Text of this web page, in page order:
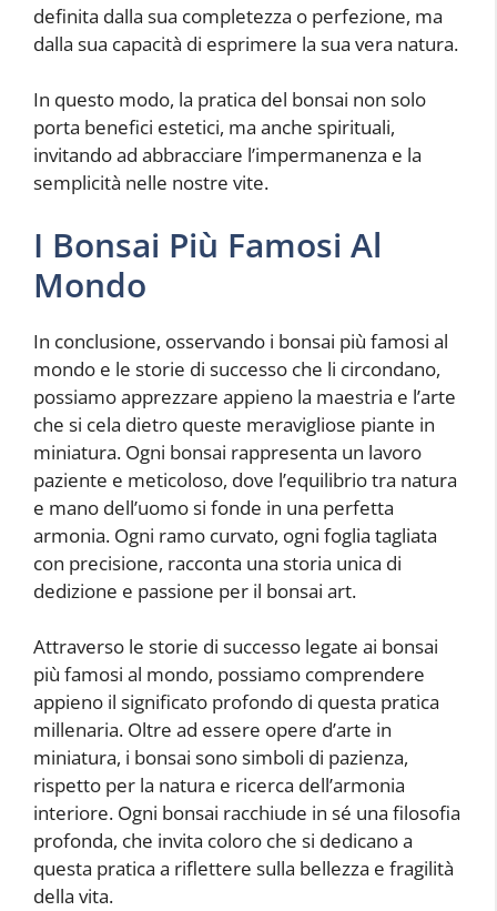
definita dalla sua completezza o perfezione, ma
dalla sua capacità di esprimere la sua vera natura.
In questo modo, la pratica del bonsai non solo
porta benefici estetici, ma anche spirituali,
invitando ad abbracciare l’impermanenza e la
semplicità nelle nostre vite.
I Bonsai Più Famosi Al
Mondo
In conclusione, osservando i bonsai più famosi al
mondo e le storie di successo che li circondano,
possiamo apprezzare appieno la maestria e l’arte
che si cela dietro queste meravigliose piante in
miniatura. Ogni bonsai rappresenta un lavoro
paziente e meticoloso, dove l’equilibrio tra natura
e mano dell’uomo si fonde in una perfetta
armonia. Ogni ramo curvato, ogni foglia tagliata
con precisione, racconta una storia unica di
dedizione e passione per il bonsai art.
Attraverso le storie di successo legate ai bonsai
più famosi al mondo, possiamo comprendere
appieno il significato profondo di questa pratica
millenaria. Oltre ad essere opere d’arte in
miniatura, i bonsai sono simboli di pazienza,
rispetto per la natura e ricerca dell’armonia
interiore. Ogni bonsai racchiude in sé una filosofia
profonda, che invita coloro che si dedicano a
questa pratica a riflettere sulla bellezza e fragilità
della vita.